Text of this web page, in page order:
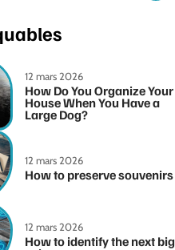
12 mars 2026
How Do You Organize Your
House When You Have a
Large Dog?
12 mars 2026
How to preserve souvenirs
12 mars 2026
How to identify the next big